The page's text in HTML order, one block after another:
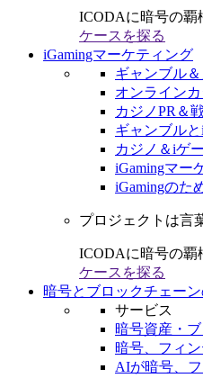
ICODAに暗号の覇
ケースを探る
iGamingマーケティング
ギャンブル
オンライン
カジノPR＆
ギャンブル
カジノ＆iゲ
iGamingマー
iGamingのた
プロジェクトは言
ICODAに暗号の覇
ケースを探る
暗号とブロックチェー
サービス
暗号資産・
暗号、フィ
AIが暗号、